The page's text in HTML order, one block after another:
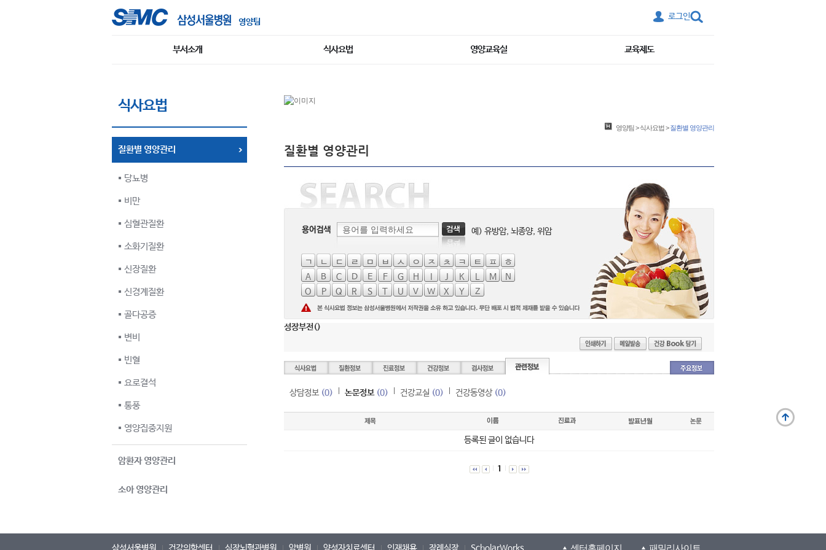
영양팀
로그인
부서소개 식사요법 영양교육실 교육제도
식사요법
질환별 영양관리
당뇨병
비만
심혈관질환
소화기질환
신장질환
신경계질환
골다공증
변비
빈혈
요로결석
통풍
영양집중지원
암환자 영양관리
소아 영양관리
영양팀>식사요법>질환별 영양관리
질환별 영양관리
예) 유방암, 뇌종양, 위암
ㄱ ㄴ ㄷ ㄹ ㅁ ㅂ ㅅ ㅇ ㅈ ㅊ ㅋ ㅌ ㅍ
ㅎ
A
B C D E F G H J K M
N
O
P Q R S T U V W X Y Z
성장부전()
상담정보 (0) 논문정보 (0) 건강교실 (0) 건강동영상 (0)
등록된 글이 없습니다
1
센터홈페이지 패밀리사이트